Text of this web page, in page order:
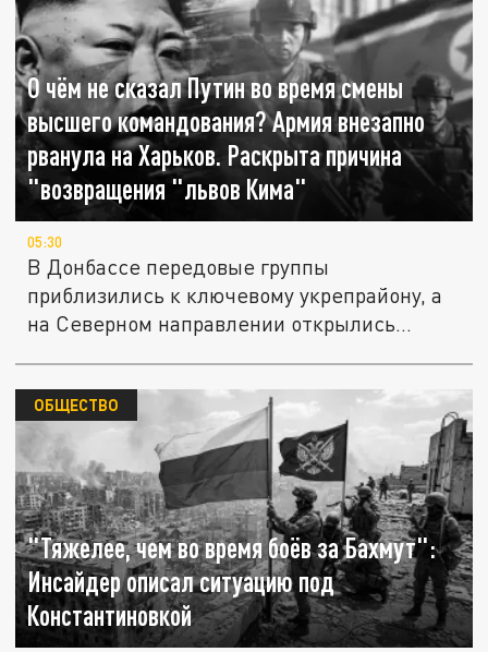
О чём не сказал Путин во время смены
высшего командования? Армия внезапно
рванула на Харьков. Раскрыта причина
"возвращения "львов Кима"
05:30
В Донбассе передовые группы
приблизились к ключевому укрепрайону, а
на Северном направлении открылись
"Тяжелее, чем во время боёв за Бахмут":
Инсайдер описал ситуацию под
Константиновкой
ОБЩЕСТВО